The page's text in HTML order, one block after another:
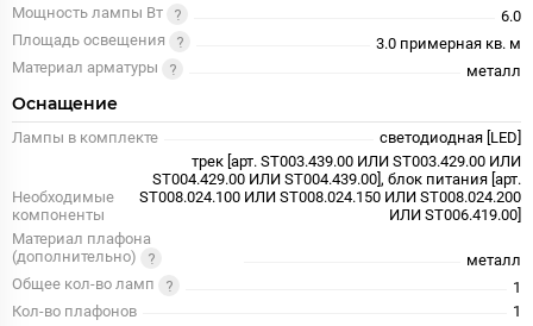
Мощность лампы Вт
6.0
Площадь освещения
3.0 примерная кв. м
Материал арматуры
металл
Оснащение
Лампы в комплекте светодиодная [LED]
Необходимые
компоненты
трек [арт. ST003.439.00 ИЛИ ST003.429.00 ИЛИ
ST004.429.00 ИЛИ ST004.439.00], блок питания [арт.
ST008.024.100 ИЛИ ST008.024.150 ИЛИ ST008.024.200
ИЛИ ST006.419.00]
Материал плафона
(дополнительно)
металл
Общее кол-во ламп
1
Кол-во плафонов
1